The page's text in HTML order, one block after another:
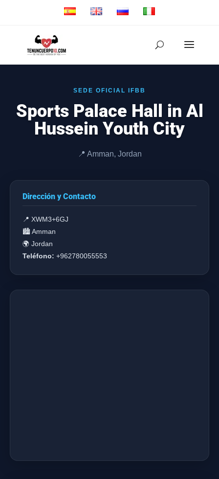
SEDE OFICIAL IFBB
Sports Palace Hall in Al
Hussein Youth City
📍 Amman, Jordan
Dirección y Contacto
📍 XWM3+6GJ
🏙️ Amman
🌍 Jordan
Teléfono: +962780055553